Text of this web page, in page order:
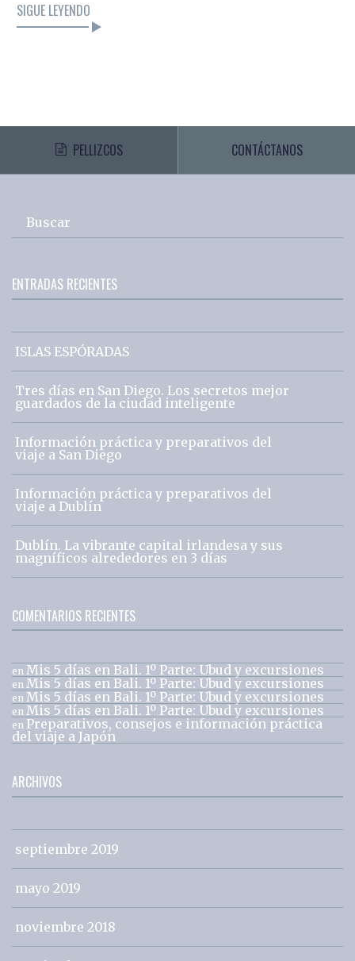
SIGUE LEYENDO
PELLIZCOS CONTÁCTANOS
Buscar
ENTRADAS RECIENTES
ISLAS ESPÓRADAS
Tres días en San Diego. Los secretos mejor
guardados de la ciudad inteligente
Información práctica y preparativos del
viaje a San Diego
Información práctica y preparativos del
viaje a Dublín
Dublín. La vibrante capital irlandesa y sus
magníficos alrededores en 3 días
COMENTARIOS RECIENTES
en Mis 5 días en Bali. 1º Parte: Ubud y excursiones
en Mis 5 días en Bali. 1º Parte: Ubud y excursiones
en Mis 5 días en Bali. 1º Parte: Ubud y excursiones
en Mis 5 días en Bali. 1º Parte: Ubud y excursiones
en Preparativos, consejos e información práctica
del viaje a Japón
ARCHIVOS
septiembre 2019
mayo 2019
noviembre 2018